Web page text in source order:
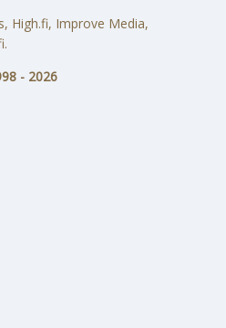
High.fi, Improve Media,
- 2026